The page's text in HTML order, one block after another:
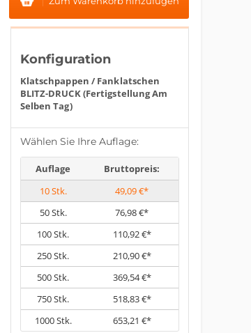
Konfiguration
Klatschpappen / Fanklatschen
BLITZ-DRUCK (Fertigstellung Am
Selben Tag)
Wählen Sie Ihre Auflage:
Auflage
Bruttopreis:
10Stk.
49,09 €*
50Stk.
76,98 €*
100Stk.
110,92 €*
250Stk.
210,90 €*
500Stk.
369,54 €*
750Stk.
518,83 €*
1000Stk.
653,21 €*